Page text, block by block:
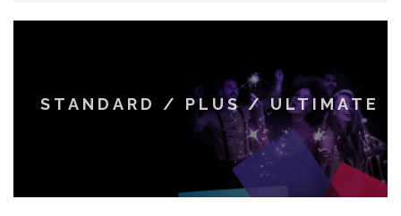
STANDARD / PLUS / ULTIMATE